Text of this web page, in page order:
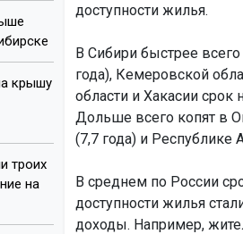
крышу
троих
на
доступности жилья.
В Сибири быстрее
года), Кемеровской
области и Хакасии срок
Дольше всего копят в
(7,7 года) и Республике
В среднем по России
доступности жилья
доходы. Например,